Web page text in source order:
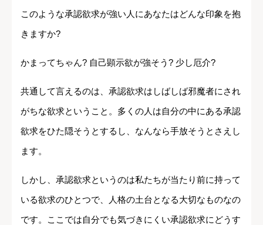
このような承認欲求が強い人にあなたはどんな印象を抱
きますか?
かまってちゃん? 自己顕示欲が強そう? 少し厄介?
共通して言えるのは、承認欲求はしばしば邪魔者にされ
がちな欲求ということ。多くの人は自分の中にある承認
欲求をひた隠そうとするし、なんなら手放そうとさえし
ます。
しかし、承認欲求というのは私たちが当たり前に持って
いる欲求のひとつで、人格の土台となる大切なものなの
です。ここでは自分でも気づきにくい承認欲求にどうす